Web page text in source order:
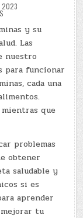
2023
y su
Las
nuestro
para funcionar
cada una
que
problemas
obtener
saludable y
si es
aprender
tu